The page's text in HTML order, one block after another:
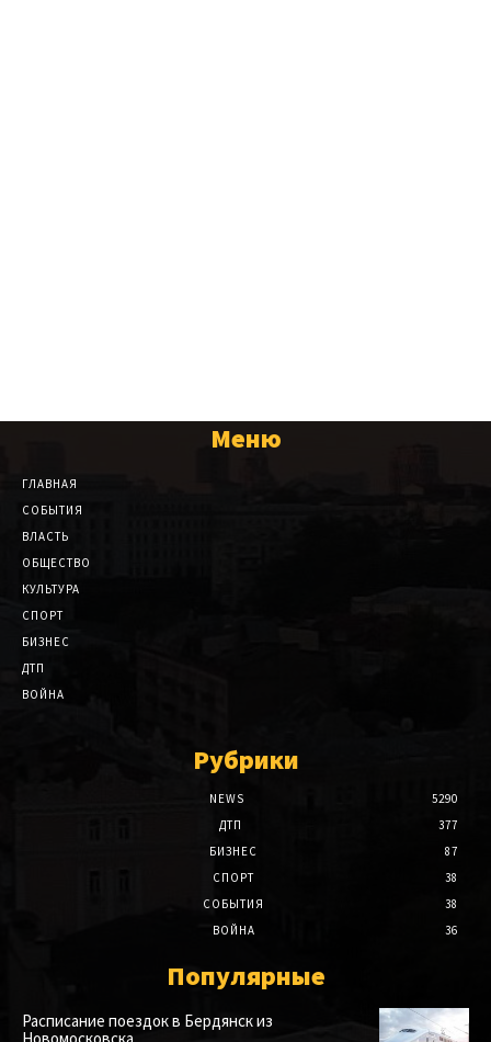
Меню
ГЛАВНАЯ
СОБЫТИЯ
ВЛАСТЬ
ОБЩЕСТВО
КУЛЬТУРА
СПОРТ
БИЗНЕС
ДТП
ВОЙНА
Рубрики
NEWS
5290
ДТП
377
БИЗНЕС
87
СПОРТ
38
СОБЫТИЯ
38
ВОЙНА
36
Популярные
Расписание поездок в Бердянск из